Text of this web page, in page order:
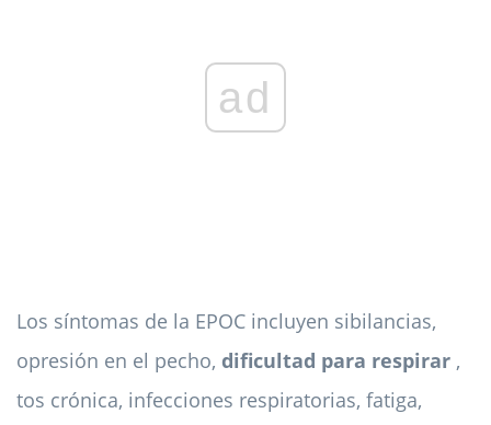
ad
Los síntomas de la EPOC incluyen sibilancias,
opresión en el pecho, dificultad para respirar ,
tos crónica, infecciones respiratorias, fatiga,